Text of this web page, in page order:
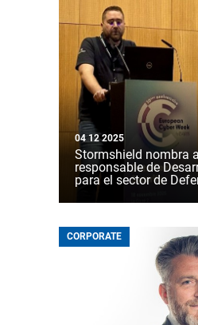
04 12 2025
Stormshield nombra
responsable de
para el sector de
CORPORATE